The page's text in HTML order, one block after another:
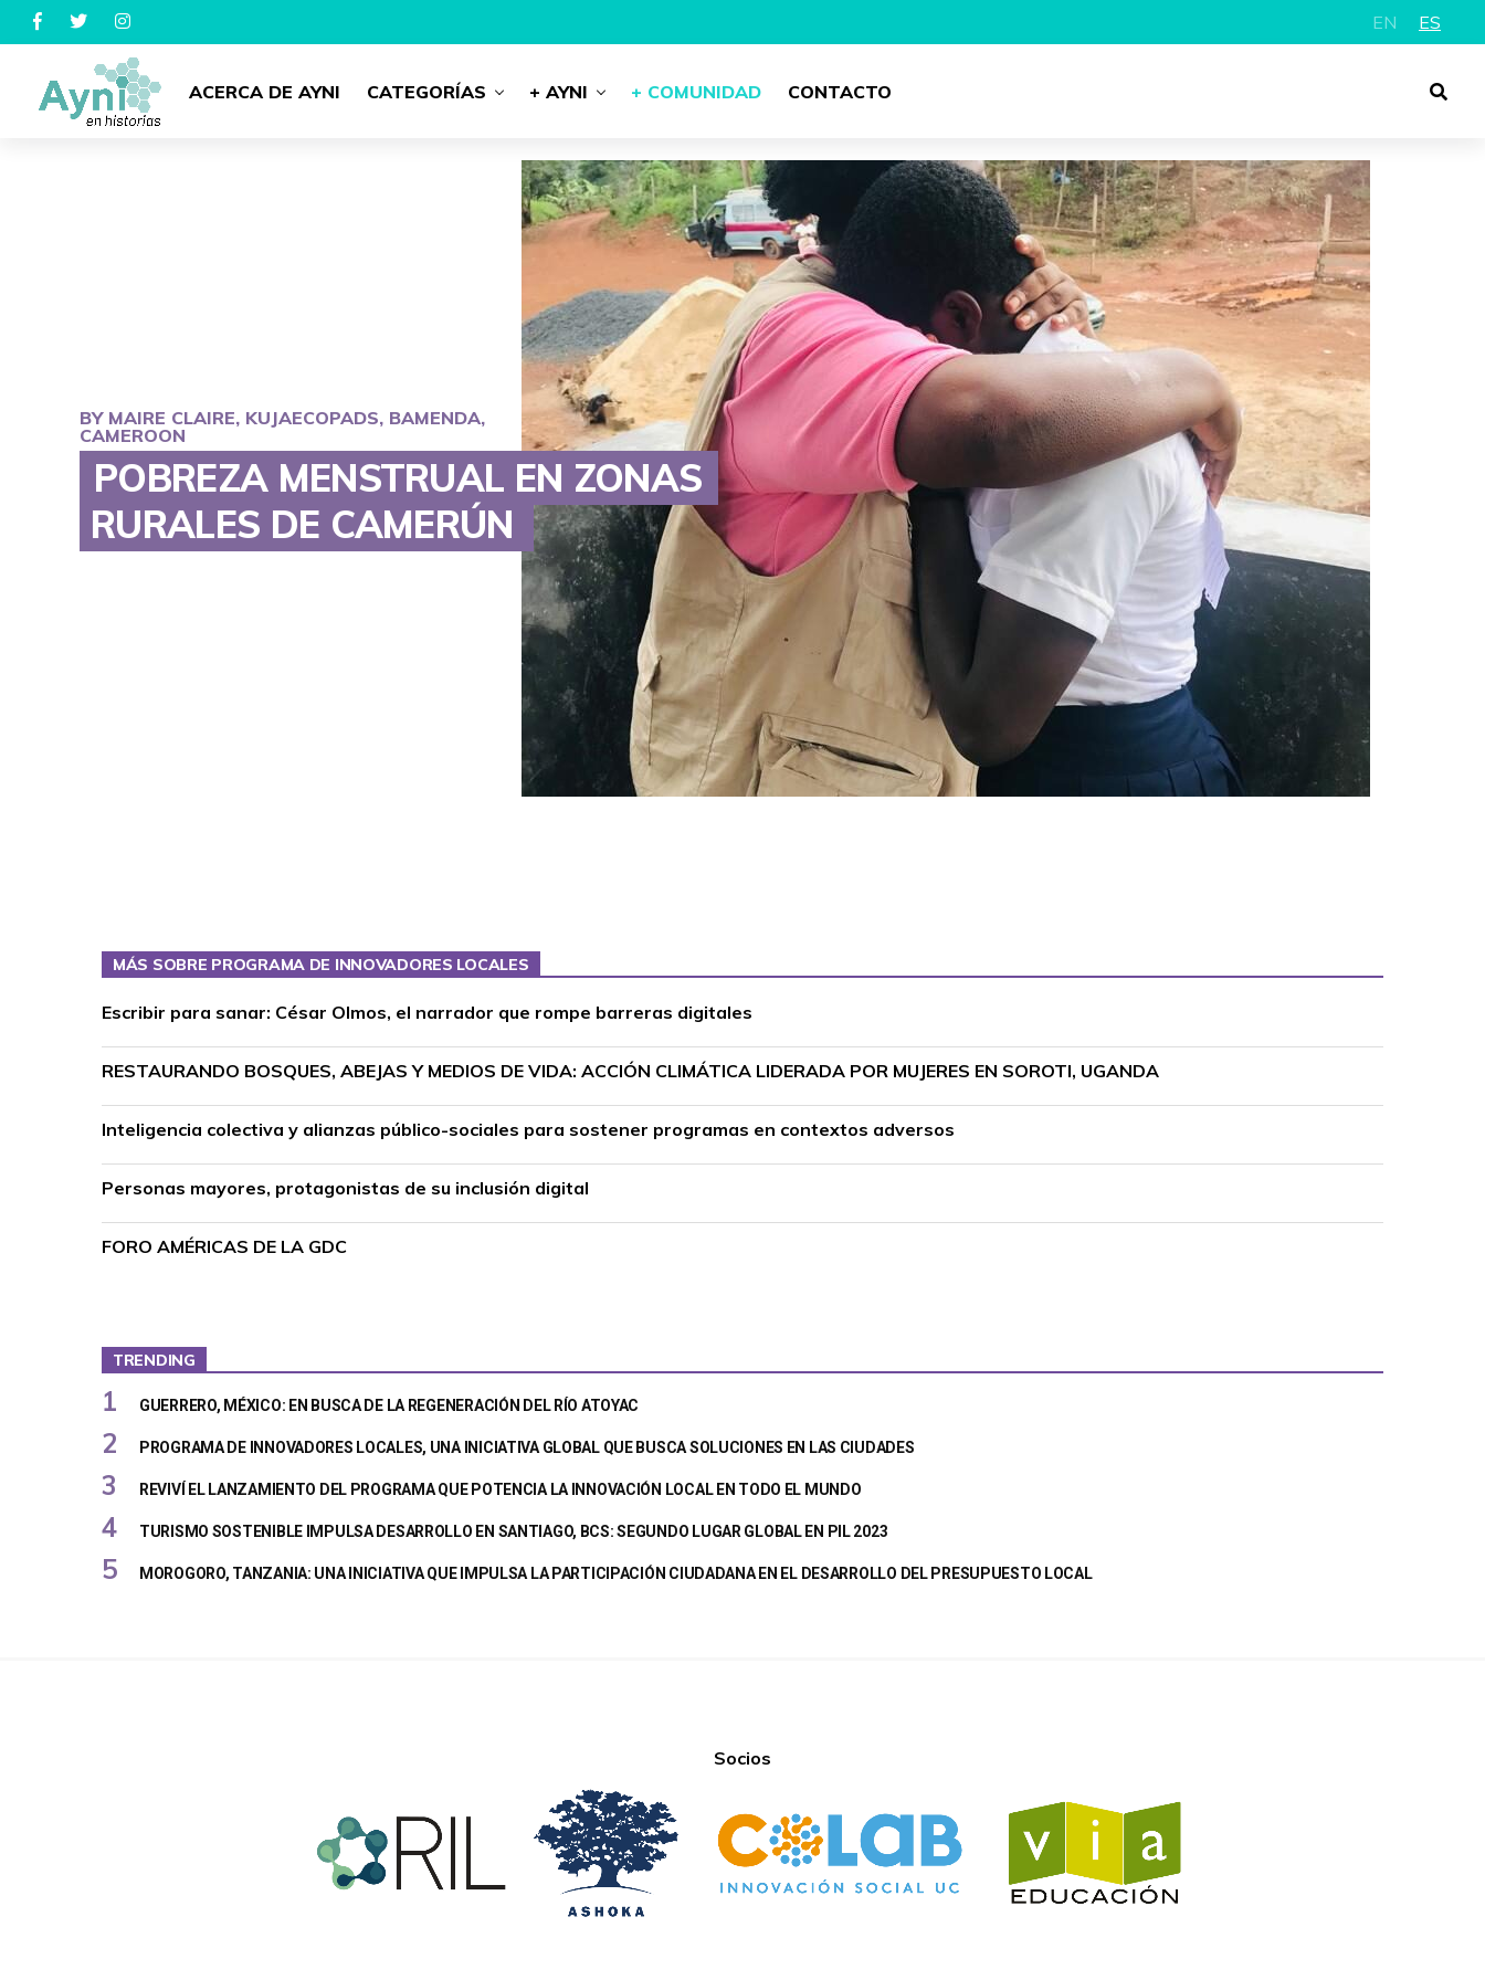
EN ES
ACERCA DE AYNI CATEGORÍAS + AYNI + COMUNIDAD CONTACTO
BY MAIRE CLAIRE, KUJAECOPADS, BAMENDA,
CAMEROON
POBREZA MENSTRUAL EN ZONAS
RURALES DE CAMERÚN
MÁS SOBRE PROGRAMA DE INNOVADORES LOCALES
Escribir para sanar: César Olmos, el narrador que rompe barreras digitales
RESTAURANDO BOSQUES, ABEJAS Y MEDIOS DE VIDA: ACCIÓN CLIMÁTICA LIDERADA POR MUJERES EN SOROTI, UGANDA
Inteligencia colectiva y alianzas público-sociales para sostener programas en contextos adversos
Personas mayores, protagonistas de su inclusión digital
FORO AMÉRICAS DE LA GDC
TRENDING
GUERRERO, MÉXICO: EN BUSCA DE LA REGENERACIÓN DEL RÍO ATOYAC
PROGRAMA DE INNOVADORES LOCALES, UNA INICIATIVA GLOBAL QUE BUSCA SOLUCIONES EN LAS CIUDADES
REVIVÍ EL LANZAMIENTO DEL PROGRAMA QUE POTENCIA LA INNOVACIÓN LOCAL EN TODO EL MUNDO
TURISMO SOSTENIBLE IMPULSA DESARROLLO EN SANTIAGO, BCS: SEGUNDO LUGAR GLOBAL EN PIL 2023
MOROGORO, TANZANIA: UNA INICIATIVA QUE IMPULSA LA PARTICIPACIÓN CIUDADANA EN EL DESARROLLO DEL PRESUPUESTO LOCAL
Socios